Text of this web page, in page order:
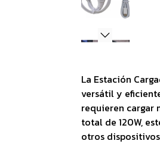
La Estación
versátil y
requieren cargar
total de 120W,
otros